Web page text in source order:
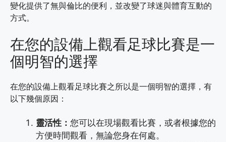
變化提供了無與倫比的便利，並改變了球迷與體育互動的
方式。
在您的設備上觀看足球比賽是一
個明智的選擇
在您的設備上觀看足球比賽之所以是一個明智的選擇，有
以下幾個原因：
靈活性： 您可以在現場觀看比賽，或者根據您的
方便時間觀看，無論您身在何處。